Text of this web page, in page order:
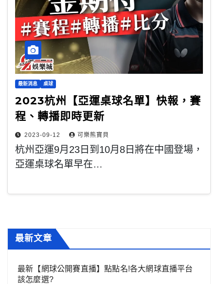
最新消息 桌球
2023杭州【亞運桌球名單】快報，賽
程、轉播即時更新
2023-09-12 可樂熊寶貝
杭州亞運9月23日到10月8日將在中國登場，
亞運桌球名單早在…
最新文章
最新【網球公開賽直播】點點名!各大網球直播平台
該怎麼選?